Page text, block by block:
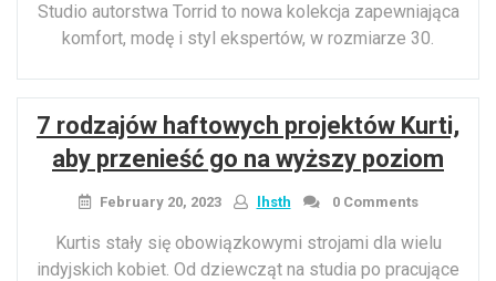
Studio autorstwa Torrid to nowa kolekcja zapewniająca
komfort, modę i styl ekspertów, w rozmiarze 30.
7 rodzajów haftowych projektów Kurti,
aby przenieść go na wyższy poziom
February 20, 2023 lhsth 0 Comments
Kurtis stały się obowiązkowymi strojami dla wielu
indyjskich kobiet. Od dziewcząt na studia po pracujące